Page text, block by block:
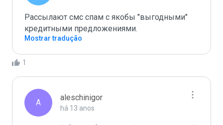
Рассылают смс спам с якобы "выгодными"
кредитными предложениями.
Mostrar tradução
1
A
aleschinigor
há 13 anos